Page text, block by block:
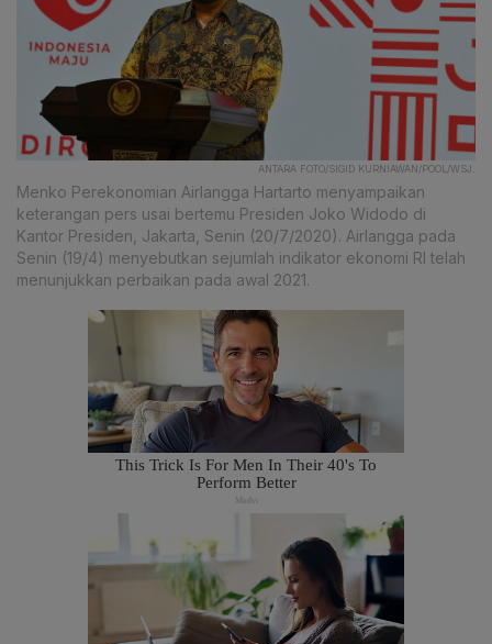
ANTARA FOTO/SIGID KURNIAWAN/POOL/WSJ.
Menko Perekonomian Airlangga Hartarto menyampaikan
keterangan pers usai bertemu Presiden Joko Widodo di
Kantor Presiden, Jakarta, Senin (20/7/2020). Airlangga pada
Senin (19/4) menyebutkan sejumlah indikator ekonomi RI telah
menunjukkan perbaikan pada awal 2021.